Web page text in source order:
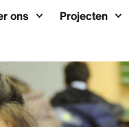
ons Projecten